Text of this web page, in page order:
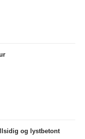
og lystbetont